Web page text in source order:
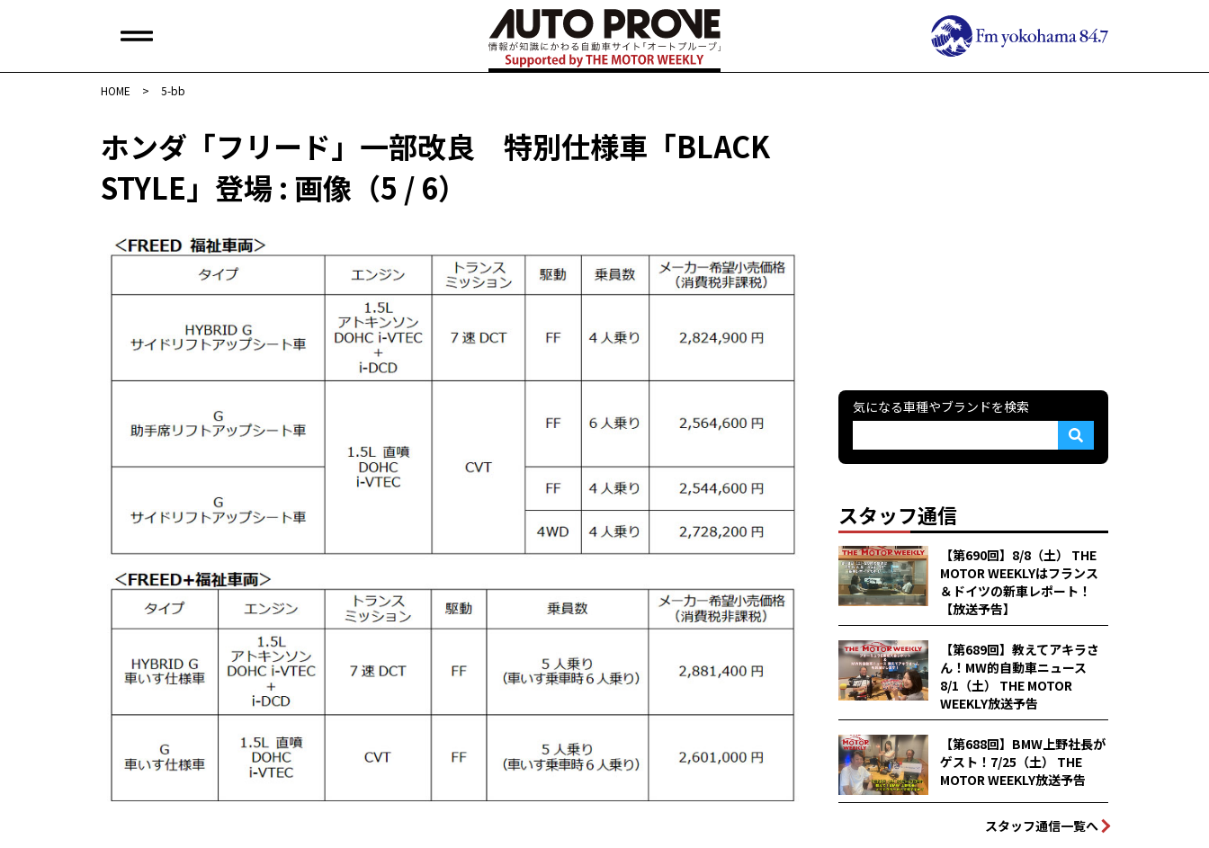
HOME > 5-bb
ホンダ「フリード」一部改良 特別仕様車「BLACK
STYLE」登場 : 画像（5 / 6）
気になる車種やブランドを検索
スタッフ通信
【第690回】8/8（土） THE
MOTOR WEEKLYはフランス
＆ドイツの新車レポート！
【放送予告】
【第689回】教えてアキラさ
ん！MW的自動車ニュース
8/1（土） THE MOTOR
WEEKLY放送予告
【第688回】BMW上野社長が
ゲスト！7/25（土） THE
MOTOR WEEKLY放送予告
スタッフ通信一覧へ